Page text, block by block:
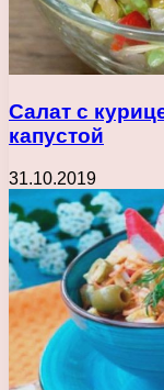
Салат с
капустой
31.10.2019